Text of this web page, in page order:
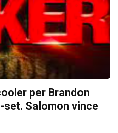
per Brandon
Salomon vince